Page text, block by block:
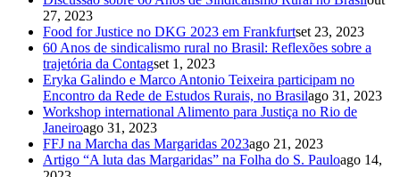
27, 2023
Food for Justice no DKG 2023 em Frankfurtset 23, 2023
60 Anos de sindicalismo rural no Brasil: Reflexões sobre a
trajetória da Contagset 1, 2023
Eryka Galindo e Marco Antonio Teixeira participam no
Encontro da Rede de Estudos Rurais, no Brasilago 31, 2023
Workshop international Alimento para Justiça no Rio de
Janeiroago 31, 2023
FFJ na Marcha das Margaridas 2023ago 21, 2023
Artigo “A luta das Margaridas” na Folha do S. Pauloago 14,